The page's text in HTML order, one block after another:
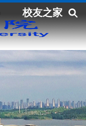
校友之家